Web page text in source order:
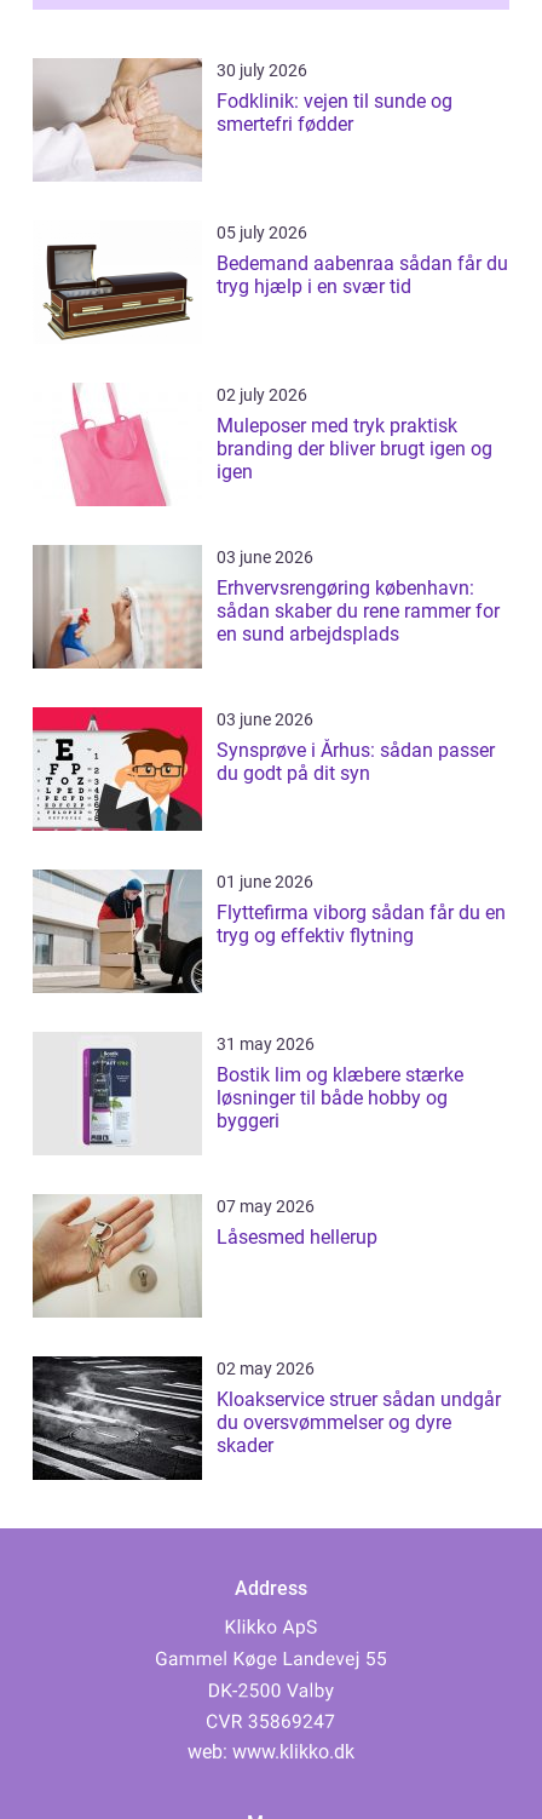
30 july 2026
Fodklinik: vejen til sunde og
smertefri fødder
05 july 2026
Bedemand aabenraa sådan får du
tryg hjælp i en svær tid
02 july 2026
Muleposer med tryk praktisk
branding der bliver brugt igen og
igen
03 june 2026
Erhvervsrengøring københavn:
sådan skaber du rene rammer for
en sund arbejdsplads
03 june 2026
Synsprøve i Århus: sådan passer
du godt på dit syn
01 june 2026
Flyttefirma viborg sådan får du en
tryg og effektiv flytning
31 may 2026
Bostik lim og klæbere stærke
løsninger til både hobby og
byggeri
07 may 2026
Låsesmed hellerup
02 may 2026
Kloakservice struer sådan undgår
du oversvømmelser og dyre
skader
Address
web: www.klikko.dk